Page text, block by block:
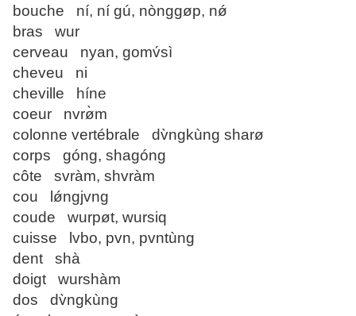
bouche ní, ní gú, nònggøp, nǿ
bras wur
cerveau nyan, gomv́sì
cheveu ni
cheville híne
coeur nvrø̀m
colonne vertébrale dv̀ngkùng sharø
corps góng, shagóng
côte svràm, shvràm
cou lǿngjvng
coude wurpøt, wursiq
cuisse lvbo, pvn, pvntùng
dent shà
doigt wurshàm
dos dv̀ngkùng